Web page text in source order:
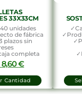
33X33CM
unidades
de fábrica
plazos sin
completa
8,60€
Cantidad